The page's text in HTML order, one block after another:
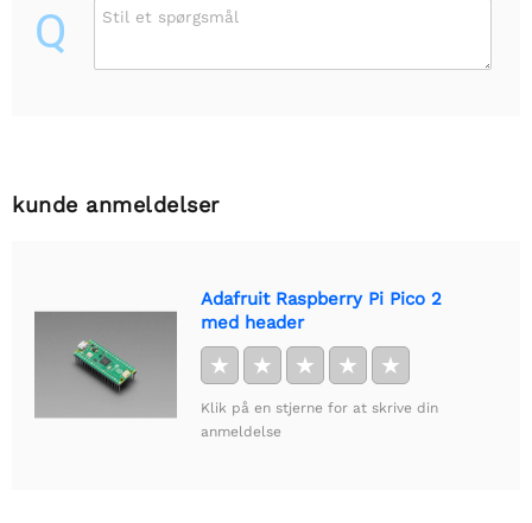
Q Stil et spørgsmål
kunde anmeldelser
Adafruit Raspberry Pi Pico 2
med header
★ ★ ★ ★ ★
Klik på en stjerne for at skrive din
anmeldelse